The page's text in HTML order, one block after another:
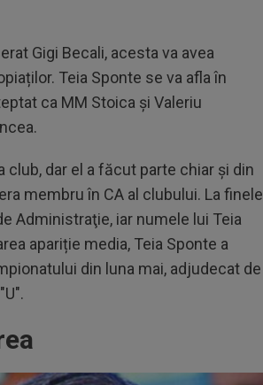
Gigi Becali, acesta va avea
Teia Sponte se va afla în
ca MM Stoica și Valeriu
dar el a făcut parte chiar și din
membru în CA al clubului. La finele
Administraţie, iar numele lui Teia
apariție media, Teia Sponte a
din luna mai, adjudecat de